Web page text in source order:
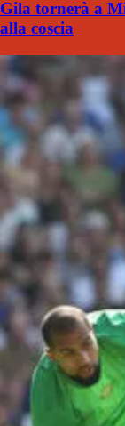
Gila tornerà a
alla coscia